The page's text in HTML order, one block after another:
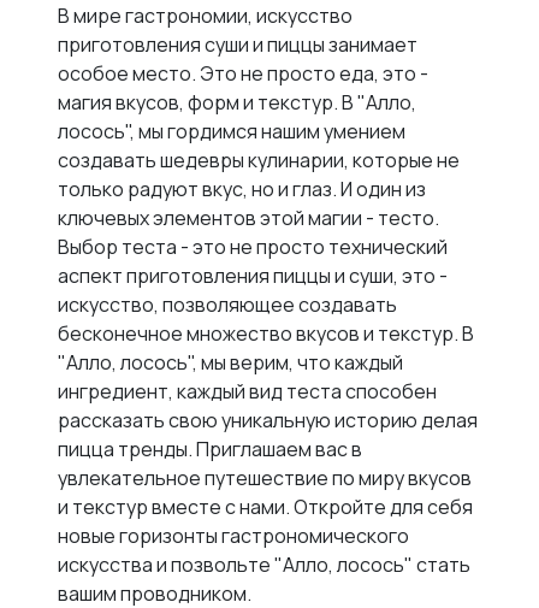
В мире гастрономии, искусство
приготовления суши и пиццы занимает
особое место. Это не просто еда, это -
магия вкусов, форм и текстур. В "Алло,
лосось", мы гордимся нашим умением
создавать шедевры кулинарии, которые не
только радуют вкус, но и глаз. И один из
ключевых элементов этой магии - тесто.
Выбор теста - это не просто технический
аспект приготовления пиццы и суши, это -
искусство, позволяющее создавать
бесконечное множество вкусов и текстур. В
"Алло, лосось", мы верим, что каждый
ингредиент, каждый вид теста способен
рассказать свою уникальную историю делая
пицца тренды. Приглашаем вас в
увлекательное путешествие по миру вкусов
и текстур вместе с нами. Откройте для себя
новые горизонты гастрономического
искусства и позвольте "Алло, лосось" стать
вашим проводником.